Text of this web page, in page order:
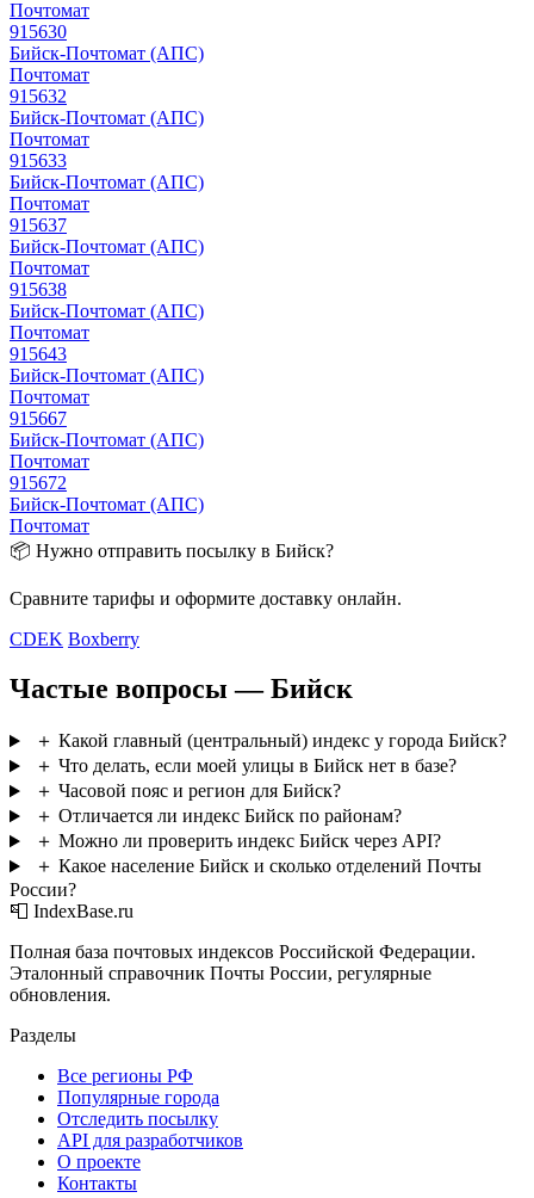
Почтомат
915630
Бийск-Почтомат (АПС)
Почтомат
915632
Бийск-Почтомат (АПС)
Почтомат
915633
Бийск-Почтомат (АПС)
Почтомат
915637
Бийск-Почтомат (АПС)
Почтомат
915638
Бийск-Почтомат (АПС)
Почтомат
915643
Бийск-Почтомат (АПС)
Почтомат
915667
Бийск-Почтомат (АПС)
Почтомат
915672
Бийск-Почтомат (АПС)
Почтомат
📦 Нужно отправить посылку в Бийск?
Сравните тарифы и оформите доставку онлайн.
CDEK Boxberry
Частые вопросы — Бийск
＋ Какой главный (центральный) индекс у города Бийск?
＋ Что делать, если моей улицы в Бийск нет в базе?
＋ Часовой пояс и регион для Бийск?
＋ Отличается ли индекс Бийск по районам?
＋ Можно ли проверить индекс Бийск через API?
＋ Какое население Бийск и сколько отделений Почты
России?
📮 IndexBase.ru
Полная база почтовых индексов Российской Федерации.
Эталонный справочник Почты России, регулярные
обновления.
Разделы
Все регионы РФ
Популярные города
Отследить посылку
API для разработчиков
О проекте
Контакты